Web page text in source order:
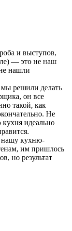
и выступов,
— это не наш
нашли
решили делать
он все
такой, как
Не
идеально
нашу кухню-
им пришлось
но результат